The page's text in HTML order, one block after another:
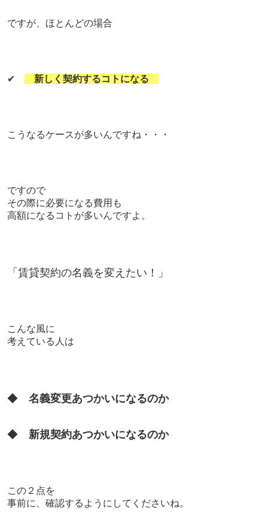
ですが、 ほとんどの場合
✔ 新しく契約するコトになる
こうなるケースが多いんですね・・・
ですので
その際に必要になる費用も
高額になるコトが多いんですよ。
「賃貸契約の名義を変えたい！」
こんな風に
考えている人は
◆ 名義変更あつかいになるのか
◆ 新規契約あつかいになるのか
この２点を
事前に、確認するようにしてくださいね。